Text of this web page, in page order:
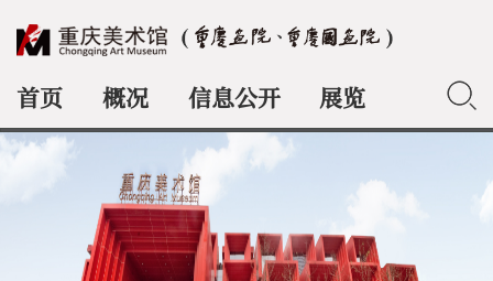
首页 概况 信息公开 展览 典藏